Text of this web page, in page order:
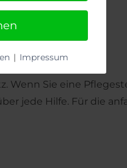
Wenn Sie eine
jede Hilfe. Für die
| Impressum